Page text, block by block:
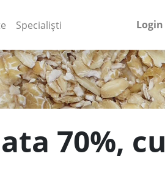
Specialiști Login
70%,